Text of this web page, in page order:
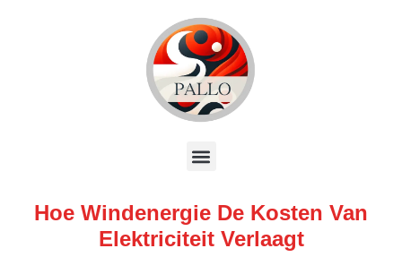
Hoe Windenergie De Kosten Van
Elektriciteit Verlaagt